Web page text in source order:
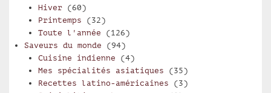
Hiver(60)
Printemps (32)
Toute l'année (126)
Saveurs du monde (94)
Cuisine indienne (4)
Mes spécialités asiatiques (35)
Recettes latino-américaines (3)